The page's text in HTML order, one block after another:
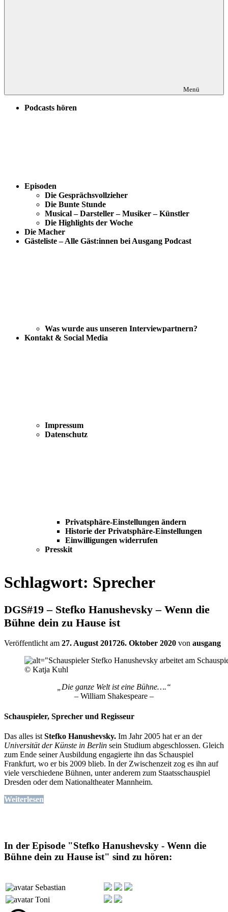
Menü
Podcasts hören
Episoden
Die Gesprächsvollzieher
Die Bunte Stunde
Musical – Darsteller – Musiker – Künstler
Die Highlights der Woche
Die Macher
Gästeliste – Alle Gäst:innen bei Ausgang Podcast
Was wurde aus unseren Interviewpartnern?
Kontakt & Social Media
Impressum
Datenschutz
Privatsphäre-Einstellungen ändern
Historie der Privatsphäre-Einstellungen
Einwilligungen widerrufen
Presskit
Schlagwort: Sprecher
DGS#19 – Stefko Hanushevsky – Wenn die
Bühne dein zu Hause ist
Veröffentlicht am 27. August 201726. Oktober 2020 von ausgang
© Katja Kuhl
„Die ganze Welt ist eine Bühne….“
– William Shakespeare –
Schauspieler, Sprecher und Regisseur
Das alles ist Stefko Hanushevsky. Im Jahr 2005 hat er an der
Universität der Künste in Berlin sein Studium abgeschlossen. Gleich
zum Ende seiner Ausbildung engagierte ihn das Schauspiel
Frankfurt, wo er bis 2009 blieb. In der Zwischenzeit zog es ihn auf
viele verschiedene Bühnen, unter anderem zum Staatsschauspiel
Dresden oder dem Nationaltheater Mannheim.
Weiterlesen
In der Episode "Stefko Hanushevsky - Wenn die
Bühne dein zu Hause ist" sind zu hören:
Sebastian
Toni